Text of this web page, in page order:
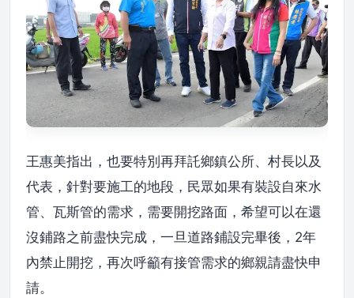
王惠美指出，也要特別再拜託鄉鎮公所、村長以及
代表，針對要施工的地段，民眾如果有裝設自來水
管、瓦斯管的需求，需要開挖路面，希望可以在還
沒鋪路之前盡快完成，一旦道路鋪設完畢後，2年
內禁止開挖，再次呼籲有接管需求的鄉親請盡快申
請。